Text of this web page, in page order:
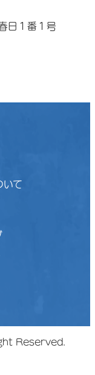
日１番１号
いて
Reserved.